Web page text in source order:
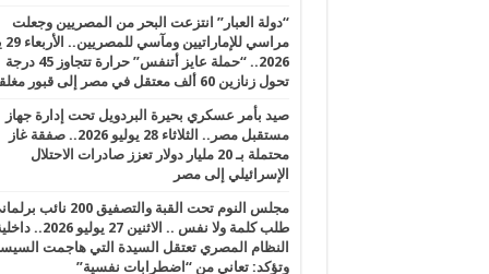
“دولة العبار” انتزعت البحر من المصريين وجعلت
2026.. “حملة عايز أتنفس” حرارة تتجاوز 45 درجة
تحول زنازين 60 ألف معتقل في مصر إلى قبور مغلقة
صيد بأمر عسكري بحيرة البردويل تحت إدارة جهاز
مستقبل مصر.. الثلاثاء 28 يوليو 2026.. صفقة غاز
محتملة بـ 20 مليار دولار تعزز صادرات الاحتلال
الإسرائيلي إلى مصر
مجلس النوم تحت القبة والتصفيق 200
طلب كلمة ولا نفس .. الاثنين 27 يوليو 2026..
النظام المصري تعتقل السيدة التي هاجمت
وتؤكد: تعاني من “اضطرابات نفسية”